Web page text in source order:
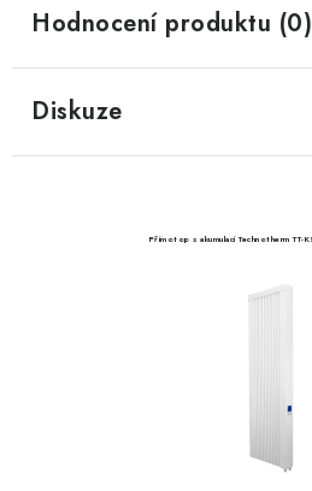
Hodnocení produktu (0)
Diskuze